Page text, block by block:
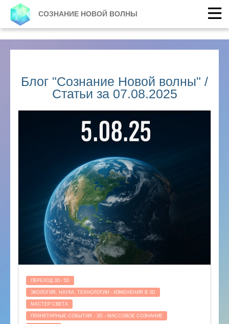
СОЗНАНИЕ НОВОЙ ВОЛНЫ
Блог "Сознание Новой волны" /
Статьи за 07.08.2025
ПЕРЕХОД 3D- 5D
ЭКОЛОГИЯ, НАУКА, ТЕХНОЛОГИИ - ИЗМЕНЕНИЯ В 3D
МАСТЕР СВЕТА
ПЛАНЕТАРНЫЕ СОБЫТИЯ - 3D - МАССОВОЕ СОЗНАНИЕ